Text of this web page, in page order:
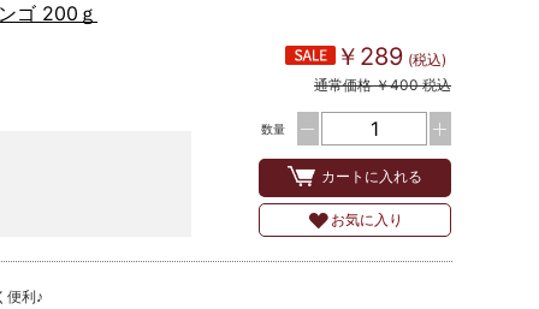
ゴ 200ｇ
￥289 (税込)
通常価格 ￥400 税込
数量
カートに入れる
お気に入り
便利♪